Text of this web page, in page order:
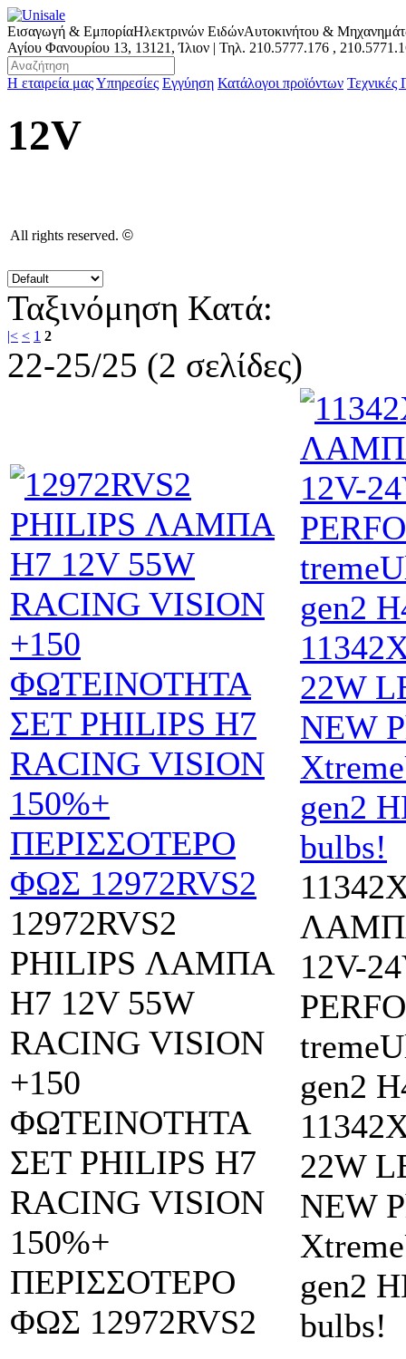
Εισαγωγή & ΕμπορίαΗλεκτρινών ΕιδώνΑυτοκινήτου &
Αγίου Φανουρίου 13, 13121, Ίλιον | Τηλ. 210.5777.176 ,
Η εταιρεία μαςΥπηρεσίες Εγγύηση Κατάλογοι προϊόντων Τεχνικές
12V
All rights reserved. ©
Ταξινόμηση Κατά:
|< < 1 2
22-25/25 (2 σελίδες)
12972RVS2
PHILIPS ΛΑΜΠA
Η7 12V 55W
RACING VISION
+150
ΦΩΤΕΙΝΟΤΗΤΑ
ΣΕΤ PHILIPS Η7
RACING VISION
150%+
ΠΕΡΙΣΣΟΤΕΡΟ
ΦΩΣ 12972RVS2
12V-
gen2
22W
NEW
gen2
bulbs!